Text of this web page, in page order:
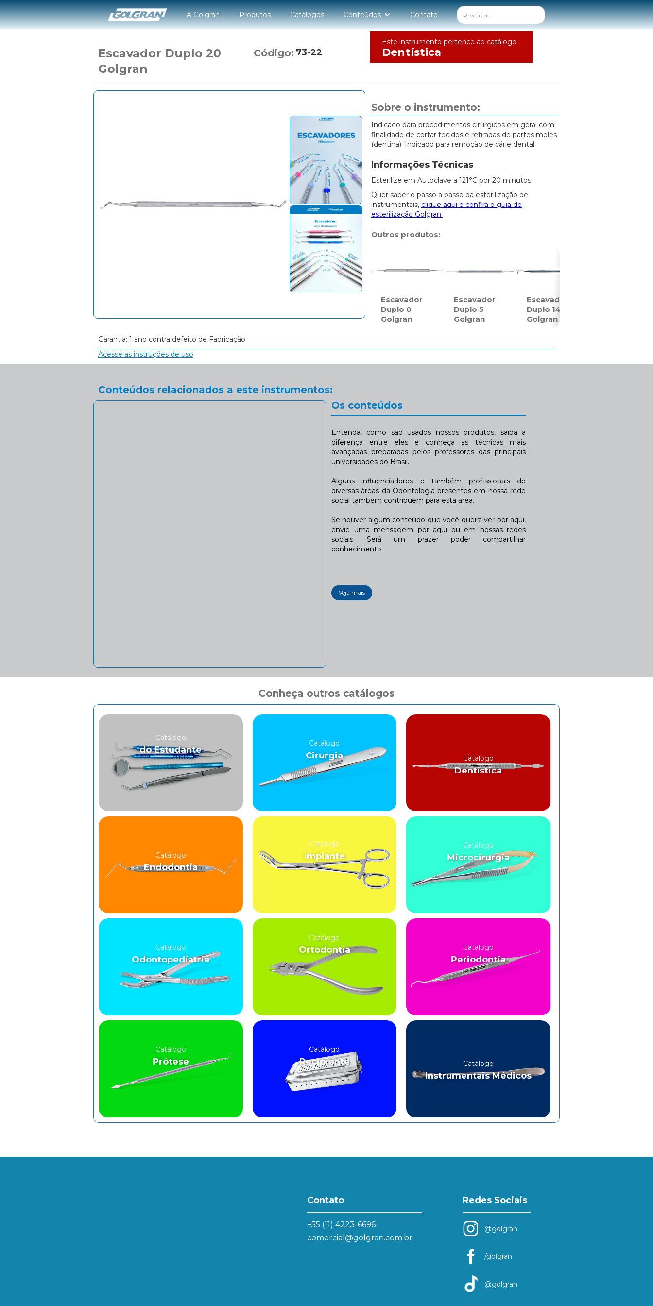
A Golgran Produtos Catálogos Conteúdos Contato
Escavador Duplo 20
Golgran
Código: 73-22
Este instrumento pertence ao catálogo:
Dentística
Sobre o instrumento:
Indicado para procedimentos cirúrgicos em geral com
finalidade de cortar tecidos e retiradas de partes moles
(dentina). Indicado para remoção de cárie dental.
Informações Técnicas
Esterilize em Autoclave a 121°C por 20 minutos.
Quer saber o passo a passo da esterilização de
instrumentais, clique aqui e confira o guia de
esterilização Golgran.
Outros produtos:
Escavador
Duplo 0
Golgran
Escavador
Duplo 5
Golgran
Escavador
Duplo 14
Golgran
Garantia: 1 ano contra defeito de Fabricação.
Acesse as instruções de uso
Conteúdos relacionados a este instrumentos:
Os conteúdos
Entenda, como são usados nossos produtos, saiba a
diferença entre eles e conheça as técnicas mais
avançadas preparadas pelos professores das principais
universidades do Brasil.
Alguns influenciadores e também profissionais de
diversas áreas da Odontologia presentes em nossa rede
social também contribuem para esta área.
Se houver algum conteúdo que você queira ver por aqui,
envie uma mensagem por aqui ou em nossas redes
sociais. Será um prazer poder compartilhar
conhecimento.
Veja mais
Conheça outros catálogos
Catálogo
do Estudante
Catálogo
Cirurgia Catálogo
Dentística
Catálogo
Endodontia
Catálogo
Implante
Catálogo
Microcirurgia
Catálogo
Odontopediatria
Catálogo
Ortodontia Catálogo
Periodontia
Catálogo
Prótese
Catálogo
Recipiente Catálogo
Instrumentais Médicos
Contato
+55 (11) 4223-6696
comercial@golgran.com.br
Redes Sociais
@golgran
/golgran
@golgran